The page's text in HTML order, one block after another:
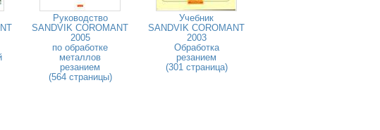
Руководство
SANDVIK COROMANT
2005
по обработке
металлов
резанием
(564 страницы)
Учебник
SANDVIK COROMANT
2003
Обработка
резанием
(301 страница)